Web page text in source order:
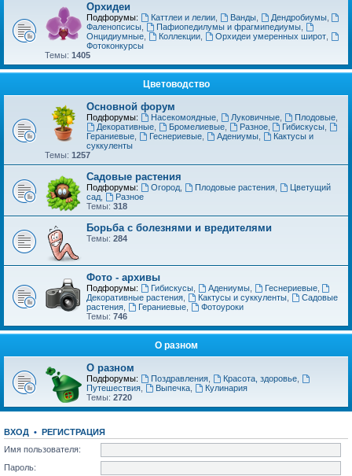
Орхидеи
Подфорумы: Каттлеи и лелии, Ванды, Дендробиумы,
Фаленопсисы
Пафиопедилумы и фрагмипедиумы,
Онцидиумные
Коллекции, Орхидеи умеренных широт,
Фотоконкурсы
Темы: 1405
Цветоводство
Основной форум
Подфорумы: Насекомоядные, Луковичные, Плодовые,
Декоративные, Бромелиевые, Разное, Гибискусы
Гераниевые
Геснериевые, Адениумы,
Кактусы и
суккуленты
Темы: 1257
Садовые растения
Подфорумы: Огород, Плодовые растения,
Цветущий
сад
Разное
Темы: 318
Борьба с болезнями и вредителями
Темы: 284
Фото - архивы
Подфорумы: Гибискусы, Адениумы, Геснериевые,
Декоративные растения
Кактусы и суккуленты,
Садовые
растения
Гераниевые,
Фотоуроки
Темы: 746
О разном
О разном
Подфорумы: Поздравления, Красота, здоровье,
Путешествия
Выпечка,
Кулинария
Темы: 2720
ВХОД • РЕГИСТРАЦИЯ
Имя пользователя:
Пароль: